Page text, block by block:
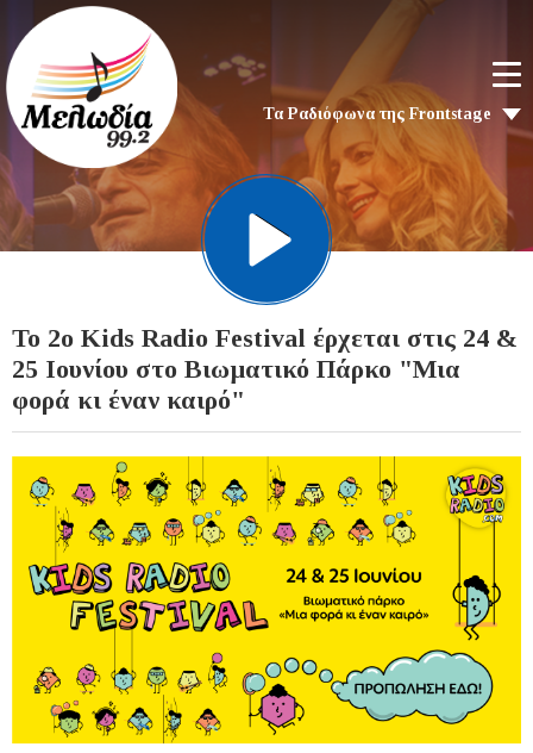
Τα Ραδιόφωνα της Frontstage
Το 2ο Kids Radio Festival έρχεται στις 24 &
25 Ιουνίου στο Βιωματικό Πάρκο "Μια
φορά κι έναν καιρό"